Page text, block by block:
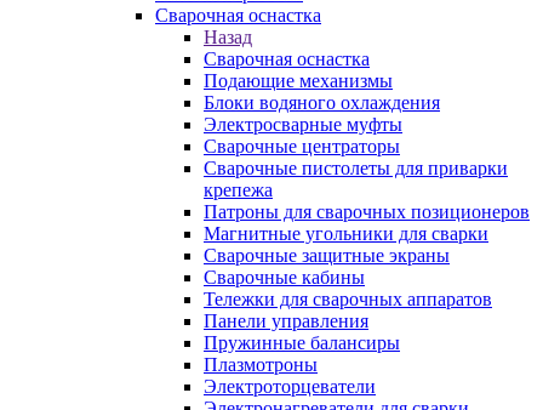
Сварочная оснастка
Назад
Сварочная оснастка
Подающие механизмы
Блоки водяного охлаждения
Электросварные муфты
Сварочные центраторы
Сварочные пистолеты для приварки
крепежа
Патроны для сварочных позиционеров
Магнитные угольники для сварки
Сварочные защитные экраны
Сварочные кабины
Тележки для сварочных аппаратов
Панели управления
Пружинные балансиры
Плазмотроны
Электроторцеватели